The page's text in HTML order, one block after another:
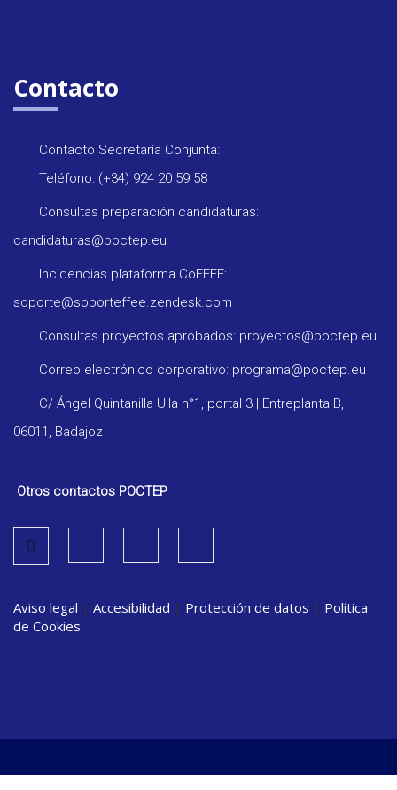
Contacto
Contacto Secretaría Conjunta:
Teléfono: (+34) 924 20 59 58
Consultas preparación candidaturas:
candidaturas@poctep.eu
Incidencias plataforma CoFFEE:
soporte@soporteffee.zendesk.com
Consultas proyectos aprobados: proyectos@poctep.eu
Correo electrónico corporativo: programa@poctep.eu
C/ Ángel Quintanilla Ulla n°1, portal 3 | Entreplanta B,
06011, Badajoz
Otros contactos POCTEP
Aviso legal | Accesibilidad | Protección de datos | Política
de Cookies